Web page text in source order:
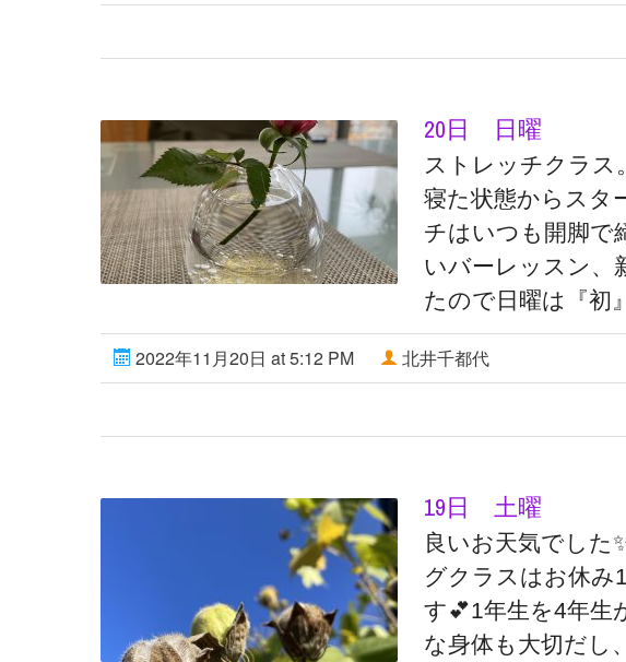
20日 日曜
ストレッチクラス
寝た状態からスタ
チはいつも開脚で
いバーレッスン、
たので日曜は『初
2022年11月20日 at 5:12 PM 北井千都代
19日 土曜
良いお天気でした
グクラスはお休み
す💕1年生を4年生
な身体も大切だし